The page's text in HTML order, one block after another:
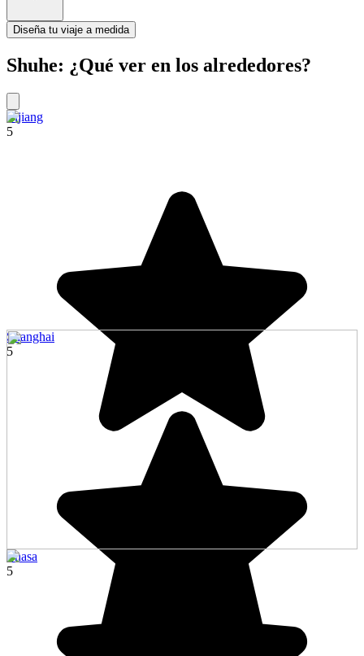
Diseña tu viaje a medida
Shuhe: ¿Qué ver en los alrededores?
Lijiang
5
Shanghai
5
Lhasa
5